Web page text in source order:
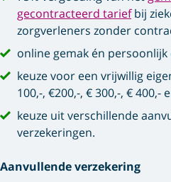
gecontracteerd tariefbij
zorgverleners zonder
online gemak én persoonlijk
keuze voor een vrijwillig
100,-, €200,-, € 300,-, € 400,-
keuze uit verschillende
verzekeringen.
Aanvullende verzekering